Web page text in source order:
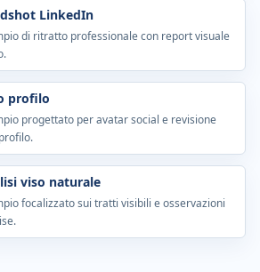
LinkedIn
di ritratto professionale con report visuale
profilo
progettato per avatar social e revisione
viso naturale
focalizzato sui tratti visibili e osservazioni